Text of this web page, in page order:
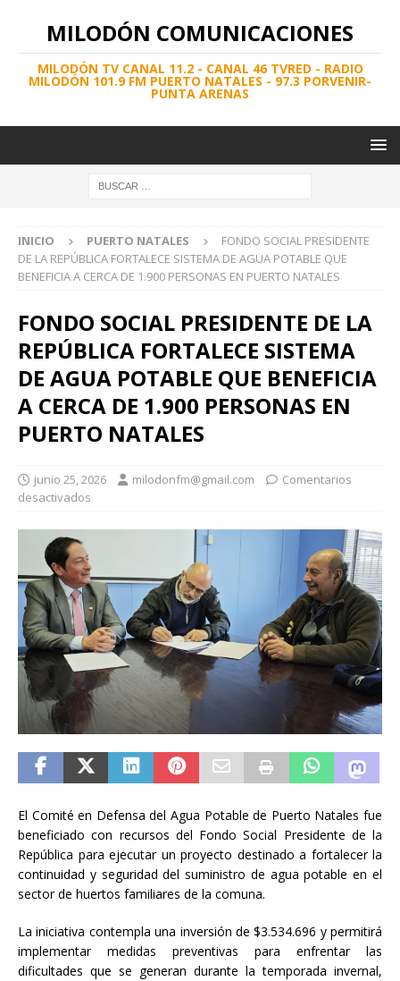
MILODÓN COMUNICACIONES
MILODÓN TV CANAL 11.2 - CANAL 46 TVRED - RADIO
MILODÓN 101.9 FM PUERTO NATALES - 97.3 PORVENIR-
PUNTA ARENAS
INICIO PUERTO NATALES
FONDO SOCIAL PRESIDENTE
DE LA REPÚBLICA FORTALECE SISTEMA DE AGUA POTABLE QUE
BENEFICIA A CERCA DE 1.900 PERSONAS EN PUERTO NATALES
FONDO SOCIAL PRESIDENTE DE LA
REPÚBLICA FORTALECE SISTEMA
DE AGUA POTABLE QUE BENEFICIA
A CERCA DE 1.900 PERSONAS EN
PUERTO NATALES
junio 25, 2026 milodonfm@gmail.com
Comentarios
desactivados
El Comité en Defensa del Agua Potable de Puerto Natales fue
beneficiado con recursos del Fondo Social Presidente de la
República para ejecutar un proyecto destinado a fortalecer la
continuidad y seguridad del suministro de agua potable en el
sector de huertos familiares de la comuna.
La iniciativa contempla una inversión de $3.534.696 y permitirá
implementar medidas preventivas para enfrentar las
dificultades que se generan durante la temporada invernal,